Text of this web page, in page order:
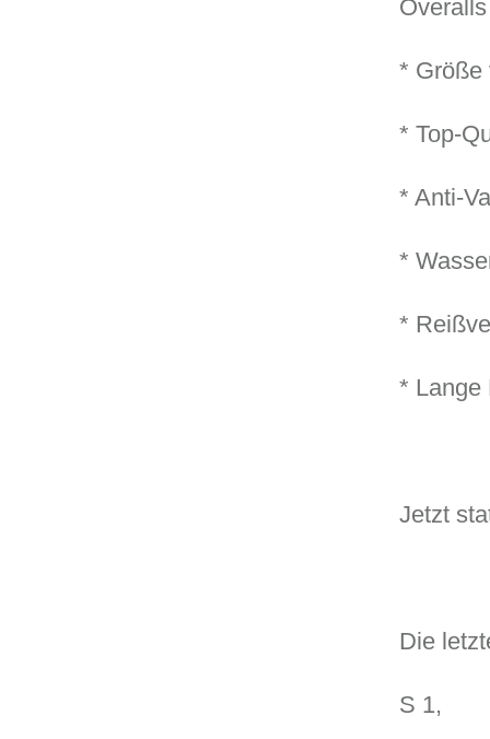
Overalls
* Größe
* Top-
* Anti-
*
*
* Lange
Jetzt
Die
S 1,